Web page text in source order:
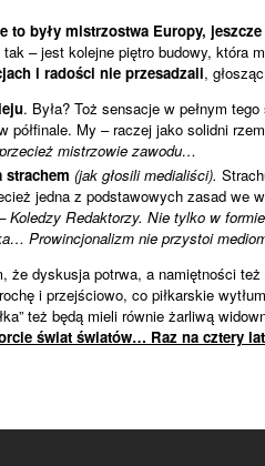
to były mistrzo­stwa Europy,
tak – jest kolejne pię­tro budowy, która
i rado­ści nie prze­sa­dzali,
. Była? Toż sen­sa­cje w peł­nym
pół­fi­nale. My – raczej jako solidni
mistrzo­wie zawodu…
stra­chem (jak gło­sili media­li­ści).
jedna z pod­sta­wo­wych zasad we
Kole­dzy Redak­to­rzy. Nie tylko w
Pro­win­cjo­na­lizm nie przy­stoi
że dys­ku­sja potrwa, a namięt­no­ści
i przej­ściowo, co pił­kar­skie
też będą mieli rów­nie żar­liwą
świat świa­tów… Raz na cztery